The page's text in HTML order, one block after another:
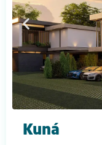
Kuná